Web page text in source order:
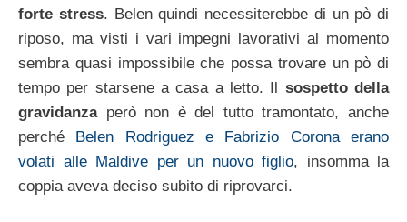
forte stress. Belen quindi necessiterebbe di un pò di
riposo, ma visti i vari impegni lavorativi al momento
sembra quasi impossibile che possa trovare un pò di
tempo per starsene a casa a letto. Il sospetto della
gravidanzaperò non è del tutto tramontato, anche
perché Belen Rodriguez e Fabrizio Corona erano
volati alle Maldive per un nuovo figlio, insomma la
coppia aveva deciso subito di riprovarci.